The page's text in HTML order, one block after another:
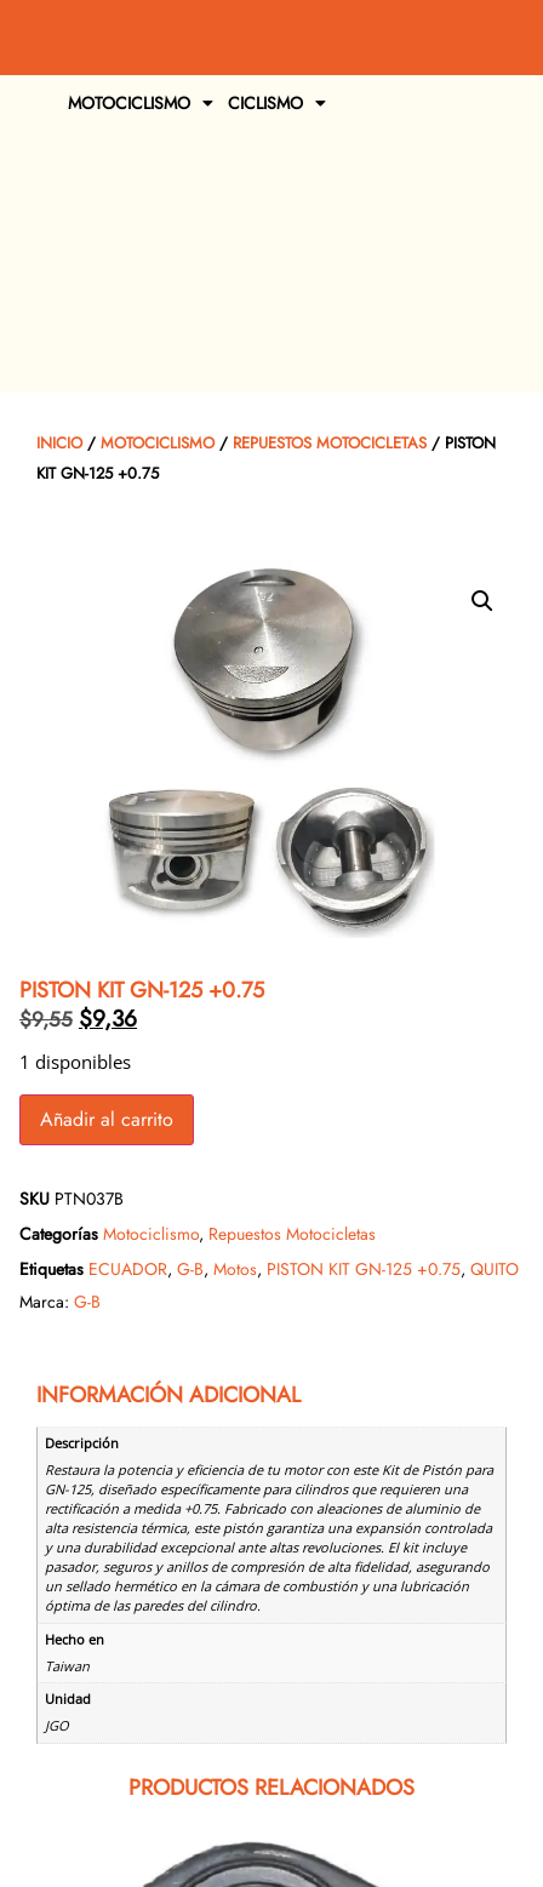
MOTOCICLISMO CICLISMO
INICIO/ MOTOCICLISMO/ REPUESTOS MOTOCICLETAS / PISTON
KIT GN-125 +0.75
PISTON KIT GN-125 +0.75
$9,55 $9,36
1 disponibles
Añadir al carrito
SKU PTN037B
Categorías Motociclismo, Repuestos Motocicletas
Etiquetas ECUADOR, G-B, Motos, PISTON KIT GN-125 +0.75, QUITO
Marca: G-B
INFORMACIÓN ADICIONAL
Descripción
Restaura la potencia y eficiencia de tu motor con este Kit de Pistón para
GN-125, diseñado específicamente para cilindros que requieren una
rectificación a medida +0.75. Fabricado con aleaciones de aluminio de
alta resistencia térmica, este pistón garantiza una expansión controlada
y una durabilidad excepcional ante altas revoluciones. El kit incluye
pasador, seguros y anillos de compresión de alta fidelidad, asegurando
un sellado hermético en la cámara de combustión y una lubricación
óptima de las paredes del cilindro.
Hecho en
Taiwan
Unidad
JGO
PRODUCTOS RELACIONADOS